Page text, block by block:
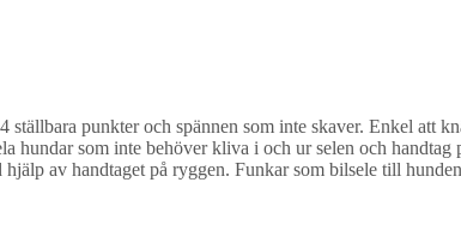
punkter och spännen som inte skaver. Enkel att
som inte behöver kliva i och ur selen och
av handtaget på ryggen. Funkar som bilsele till